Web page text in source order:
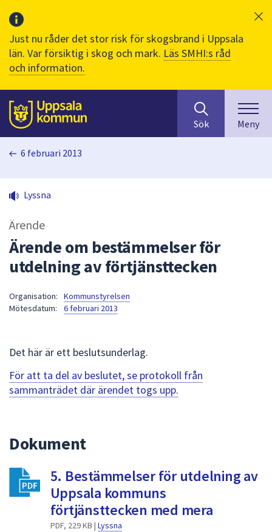
Just nu råder det stor risk för skogsbrand i Uppsala
län. Var försiktig i skog och mark. Läs SMHI:s råd
och information.
Till sidans
huvudinnehåll
efter
innehåll
på
sökfältet
kommer
sökförslag
för
att
navigera
för
välja
något
Sök Meny
6 februari 2013
Lyssna
Ärende
Ärende om bestämmelser för
utdelning av förtjänsttecken
Organisation:
Kommunstyrelsen
Mötesdatum:
6 februari 2013
Det här är ett beslutsunderlag.
För att ta del av beslutet, se protokoll från
sammanträdet där ärendet togs upp.
Dokument
5. Bestämmelser för utdelning av
Uppsala kommuns
förtjänsttecken med mera
PDF, 229 KB | Lyssna